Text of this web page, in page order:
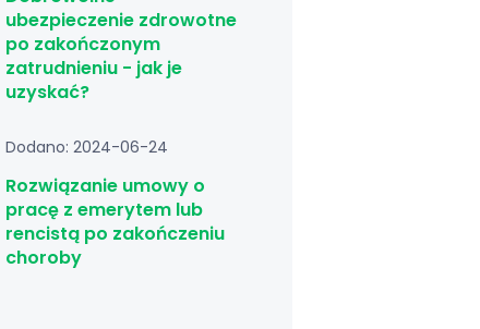
ubezpieczenie zdrowotne
po zakończonym
zatrudnieniu - jak je
uzyskać?
Dodano: 2024-06-24
Rozwiązanie umowy o
pracę z emerytem lub
rencistą po zakończeniu
choroby